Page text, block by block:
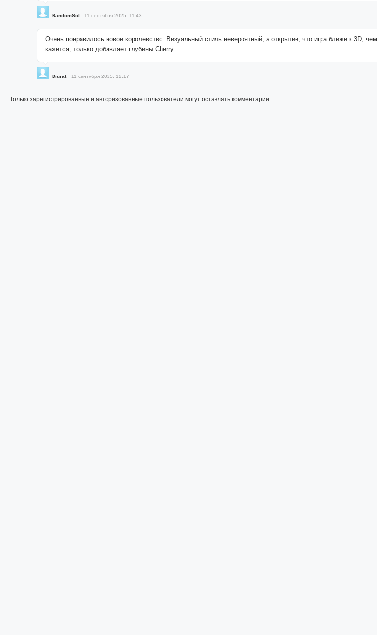
RandomSol 11 сентября 2025, 11:43
Очень понравилось новое королевство. Визуальный стиль невероятный, а открытие, что игра ближе к 3D, чем
кажется, только добавляет глубины Cherry
Diurat 11 сентября 2025, 12:17
Только зарегистрированные и авторизованные пользователи могут оставлять комментарии.